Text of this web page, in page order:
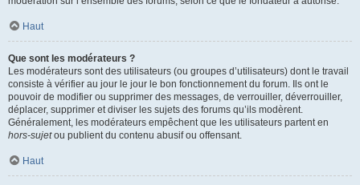
Haut
Que sont les modérateurs ?
Les modérateurs sont des utilisateurs (ou groupes d’utilisateurs) dont le travail
consiste à vérifier au jour le jour le bon fonctionnement du forum. Ils ont le
pouvoir de modifier ou supprimer des messages, de verrouiller, déverrouiller,
déplacer, supprimer et diviser les sujets des forums qu’ils modèrent.
Généralement, les modérateurs empêchent que les utilisateurs partent en
hors-sujetou publient du contenu abusif ou offensant.
Haut